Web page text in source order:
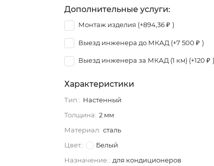
Дополнительные услуги:
Монтаж изделия (+894,36 ₽ )
Выезд инженера до МКАД (+7 500 ₽ )
Выезд инженера за МКАД (1 км) (+120 ₽ )
Характеристики
Тип.: Настенный
Толщина: 2 мм
Материал: сталь
Цвет.:
Белый
Назначение.: для кондиционеров